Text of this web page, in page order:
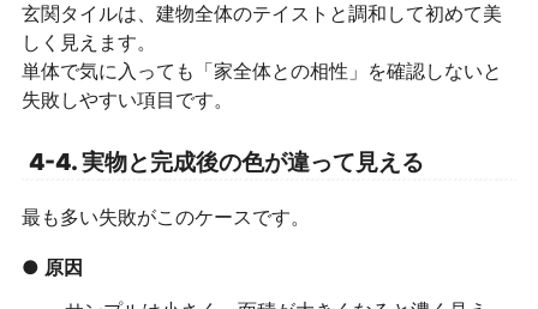
玄関タイルは、建物全体のテイストと調和して初めて美
しく見えます。
単体で気に入っても「家全体との相性」を確認しないと
失敗しやすい項目です。
4-4. 実物と完成後の色が違って見える
最も多い失敗がこのケースです。
● 原因